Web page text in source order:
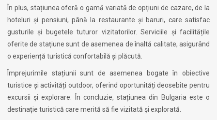
În plus, stațiunea oferă o gamă variată de opțiuni de cazare, de la
hoteluri și pensiuni, până la restaurante și baruri, care satisfac
gusturile și bugetele tuturor vizitatorilor. Serviciile și facilitățile
oferite de stațiune sunt de asemenea de înaltă calitate, asigurând
o experiență turistică confortabilă și plăcută.
Împrejurimile stațiunii sunt de asemenea bogate în obiective
turistice și activități outdoor, oferind oportunități deosebite pentru
excursii și explorare. În concluzie, stațiunea din Bulgaria este o
destinație turistică care merită să fie vizitată și explorată.